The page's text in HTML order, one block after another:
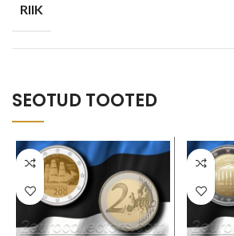
RIIK
SEOTUD TOOTED